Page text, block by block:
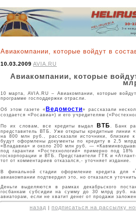
Авиакомпании, которые войдут в
10.03.2009 AVIA.RU
Авиакомпании, которые
10 марта, AVIA.RU – Авиакомпании, которые
программе господдержки отрасли.
Об этом газете «Ведомости» рассказали
создается «Росавиа») и его учредителям
По их словам, все кредиты выдал ВТБ . Банк
представитель ВТБ. Уже открыты кредитные
на 800 млн руб., рассказали источники, близкие
будут оформлены документы по кредиту в 2,5
«Владавиа» и около 200 млн руб. —
под гарантии «Ростехнологий» примерно под
госкорпорации и ВТБ. Представители ГТК и
тот от комментариев отказался,- уточняет издание.
В финальной стадии оформление кредита для «
авиакомпании подтвердил это, но отказался
Деньги выделяются в рамках декабрьского
госбанкам субсидии на сумму до 30 млрд руб.
авиаторам, если не хватит денег от продажи
назад подписаться на рассылку